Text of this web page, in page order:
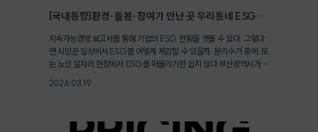
[국내동향]환경·돌봄·참여가 만난 곳 우리동네 ESG센
지속가능경영 보고서를 통해 기업의 ESG 현황을 엿볼 수 있다. 그렇다
면 시민은 일상에서 ESG를 어떻게 체감할 수 있을까. 분리수거 중에, 또
는 노인 일자리 현장에서 ESG를 떠올리기란 쉽지 않다.부산광역시가 시
ESG 센터'는 자원순환과 노인 일자리 사업을 결합한 생활권 거점으로,
경 보전과 사회적 돌봄을 결합한 정책 모델로 좋은 평가가 이어지고 있
2026.03.19